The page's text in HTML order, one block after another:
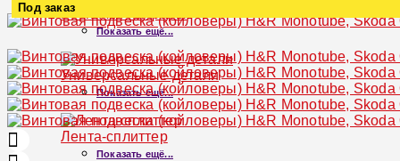
Реснички на фары
Показать ещё...
Универсальные детали
Показать ещё...
Лента-сплиттер
Показать ещё...
Под заказ